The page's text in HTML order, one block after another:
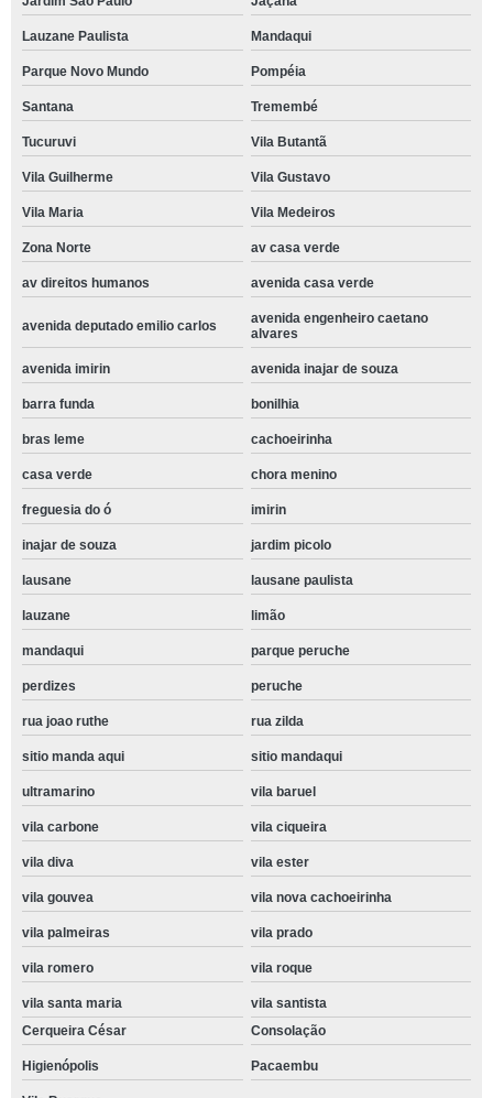
Lauzane Paulista Mandaqui
Parque Novo Mundo Pompéia
Santana Tremembé
Tucuruvi Vila Butantã
Vila Guilherme Vila Gustavo
Vila Maria Vila Medeiros
Zona Norte av casa verde
av direitos humanos avenida casa verde
avenida deputado emilio carlos
avenida engenheiro caetano
alvares
avenida imirin avenida inajar de souza
barra funda bonilhia
bras leme cachoeirinha
casa verde chora menino
freguesia do ó imirin
inajar de souza jardim picolo
lausane lausane paulista
lauzane limão
mandaqui parque peruche
perdizes peruche
rua joao ruthe rua zilda
sitio manda aqui sitio mandaqui
ultramarino vila baruel
vila carbone vila ciqueira
vila diva vila ester
vila gouvea vila nova cachoeirinha
vila palmeiras vila prado
vila romero vila roque
vila santa maria
vila santista
Cerqueira César
Consolação
Higienópolis Pacaembu